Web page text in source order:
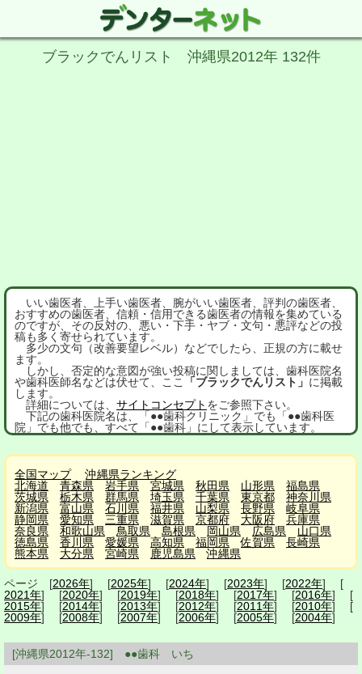
ブラックでんリスト 沖縄県2012年 132件
いい歯医者、上手い歯医者、腕がいい歯医者、評判の歯医者、
おすすめの歯医者、信頼・信用できる歯医者の情報を集めている
のですが、その反対の、悪い・下手・ヤブ・文句・悪評などの投
稿も多く寄せられています。
多少の文句（改善要望レベル）などでしたら、正規の方に載せ
ます。
しかし、否定的な意図が強い投稿に関しましては、歯科医院名
や歯科医師名などは伏せて、ここ
「ブラックでんリスト」 に掲載
します。
詳細については、 サイトコンセプト をご参照下さい。
下記の歯科医院名は、「●●歯科クリニック」でも「●●歯科医
院」でも他でも、すべて「●●歯科」にして表示しています。
全国マップ
沖縄県ランキング
北海道
青森県 岩手県 宮城県 秋田県 山形県
福島県
茨城県
栃木県 群馬県 埼玉県 千葉県 東京都
神奈川県
新潟県
富山県 石川県 福井県 山梨県 長野県
岐阜県
静岡県
愛知県 三重県 滋賀県 京都府 大阪府
兵庫県
奈良県
和歌山県 鳥取県 島根県 岡山県 広島県
山口県
徳島県
香川県 愛媛県 高知県 福岡県 佐賀県
長崎県
熊本県
大分県 宮崎県 鹿児島県 沖縄県
ページ [2026年] [2025年] [2024年] [2023年] [2022年] [
2021年] [2020年] [2019年] [2018年] [2017年] [2016年] [
2015年] [2014年] [2013年] [2012年] [2011年] [2010年] [
2009年] [2008年] [2007年] [2006年] [2005年] [2004年]
[沖縄県2012年-132] ●●歯科 いち